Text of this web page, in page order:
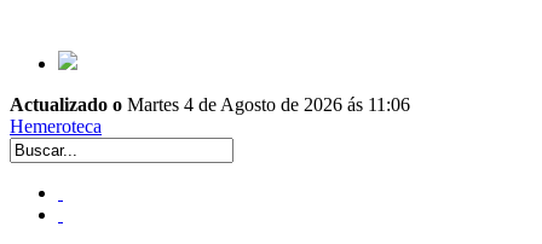
Actualizado o Martes 4 de Agosto de 2026 ás 11:06
Hemeroteca